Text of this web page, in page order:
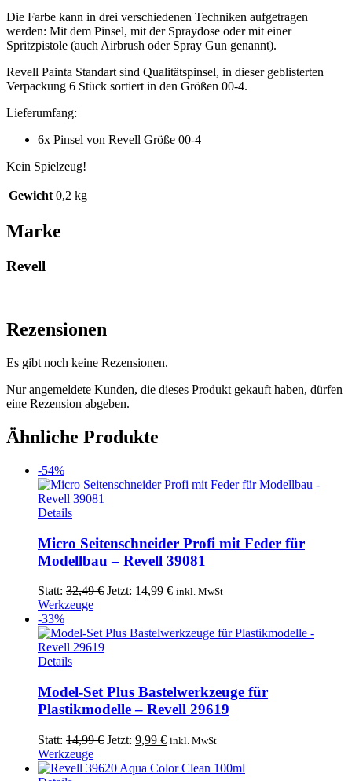
Die Farbe kann in drei verschiedenen Techniken aufgetragen
werden: Mit dem Pinsel, mit der Spraydose oder mit einer
Spritzpistole (auch Airbrush oder Spray Gun genannt).
Revell Painta Standart sind Qualitätspinsel, in dieser geblisterten
Verpackung 6 Stück sortiert in den Größen 00-4.
Lieferumfang:
6x Pinsel von Revell Größe 00-4
Kein Spielzeug!
Gewicht 0,2 kg
Marke
Revell
Rezensionen
Es gibt noch keine Rezensionen.
Nur angemeldete Kunden, die dieses Produkt gekauft haben, dürfen
eine Rezension abgeben.
Ähnliche Produkte
-54%
Details
Micro Seitenschneider Profi mit Feder für
Modellbau – Revell 39081
Statt: 32,49€ Ursprünglicher
32,49 €
Jetzt: 14,99 €Aktueller
14,99 €.
inkl. MwSt
Werkzeuge
-33%
Details
Model-Set Plus Bastelwerkzeuge für
Plastikmodelle – Revell 29619
Statt: 14,99€ Ursprünglicher
war:
Jetzt: 9,99 €Aktueller
ist:
inkl. MwSt
Werkzeuge